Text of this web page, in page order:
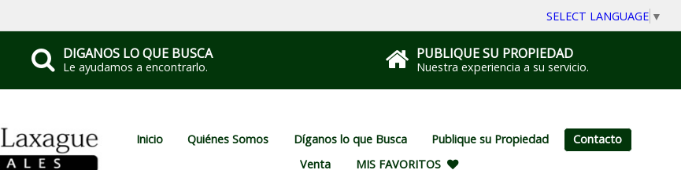
SELECT LANGUAGE ▼
DIGANOS LO QUE BUSCA
Le ayudamos a encontrarlo.
PUBLIQUE SU PROPIEDAD
Nuestra experiencia a su servicio.
Inicio Quiénes Somos Díganos lo que Busca Publique su Propiedad
Contacto
Venta
MIS FAVORITOS